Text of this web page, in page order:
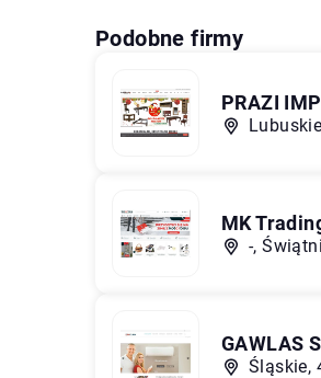
Podobne firmy
PRAZI
MK
-,
GAWLAS
Śląskie,